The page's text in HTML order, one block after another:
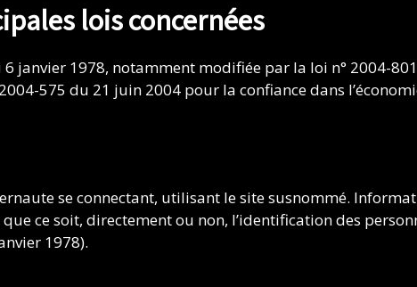
lois concernées
6 janvier 1978, notamment modifiée par la loi n° 2004-
575 du 21 juin 2004 pour la confiance dans
se connectant, utilisant le site susnommé.
ce soit, directement ou non, l’identification des
1978).